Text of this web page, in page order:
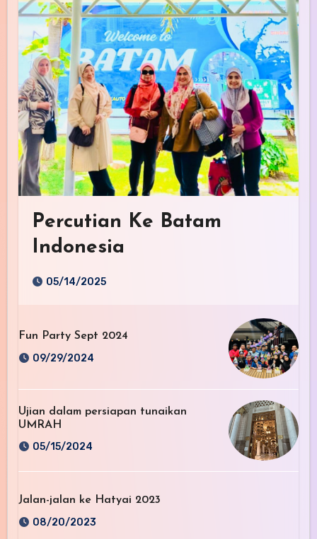
Percutian Ke Batam
Indonesia
05/14/2025
Fun Party Sept 2024
09/29/2024
Ujian dalam persiapan tunaikan
UMRAH
05/15/2024
Jalan-jalan ke Hatyai 2023
08/20/2023